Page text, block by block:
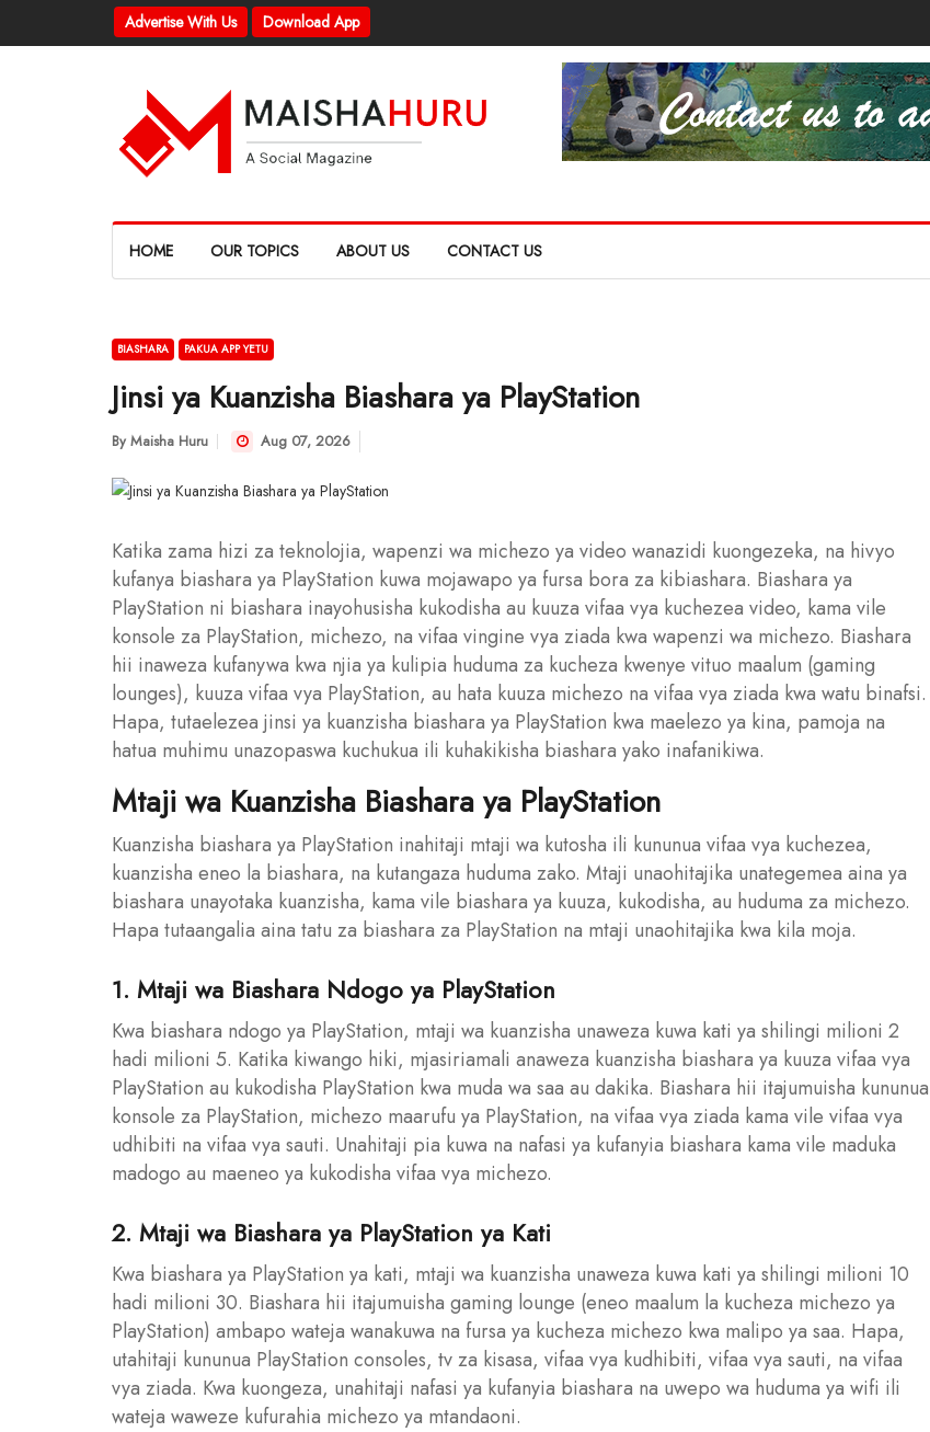
Advertise With Us Download App
HOME OUR TOPICS ABOUT US CONTACT US
BIASHARA PAKUA APP YETU
Jinsi ya Kuanzisha Biashara ya PlayStation
By Maisha Huru Aug 07, 2026
Katika zama hizi za teknolojia, wapenzi wa michezo ya video wanazidi kuongezeka, na hivyo
kufanya biashara ya PlayStation kuwa mojawapo ya fursa bora za kibiashara. Biashara ya
PlayStation ni biashara inayohusisha kukodisha au kuuza vifaa vya kuchezea video, kama vile
konsole za PlayStation, michezo, na vifaa vingine vya ziada kwa wapenzi wa michezo. Biashara
hii inaweza kufanywa kwa njia ya kulipia huduma za kucheza kwenye vituo maalum (gaming
lounges), kuuza vifaa vya PlayStation, au hata kuuza michezo na vifaa vya ziada kwa watu binafsi.
Hapa, tutaelezea jinsi ya kuanzisha biashara ya PlayStation kwa maelezo ya kina, pamoja na
hatua muhimu unazopaswa kuchukua ili kuhakikisha biashara yako inafanikiwa.
Mtaji wa Kuanzisha Biashara ya PlayStation
Kuanzisha biashara ya PlayStation inahitaji mtaji wa kutosha ili kununua vifaa vya kuchezea,
kuanzisha eneo la biashara, na kutangaza huduma zako. Mtaji unaohitajika unategemea aina ya
biashara unayotaka kuanzisha, kama vile biashara ya kuuza, kukodisha, au huduma za michezo.
Hapa tutaangalia aina tatu za biashara za PlayStation na mtaji unaohitajika kwa kila moja.
1. Mtaji wa Biashara Ndogo ya PlayStation
Kwa biashara ndogo ya PlayStation, mtaji wa kuanzisha unaweza kuwa kati ya shilingi milioni 2
hadi milioni 5. Katika kiwango hiki, mjasiriamali anaweza kuanzisha biashara ya kuuza vifaa vya
PlayStation au kukodisha PlayStation kwa muda wa saa au dakika. Biashara hii itajumuisha kununua
konsole za PlayStation, michezo maarufu ya PlayStation, na vifaa vya ziada kama vile vifaa vya
udhibiti na vifaa vya sauti. Unahitaji pia kuwa na nafasi ya kufanyia biashara kama vile maduka
madogo au maeneo ya kukodisha vifaa vya michezo.
2. Mtaji wa Biashara ya PlayStation ya Kati
Kwa biashara ya PlayStation ya kati, mtaji wa kuanzisha unaweza kuwa kati ya shilingi milioni 10
hadi milioni 30. Biashara hii itajumuisha gaming lounge (eneo maalum la kucheza michezo ya
PlayStation) ambapo wateja wanakuwa na fursa ya kucheza michezo kwa malipo ya saa. Hapa,
utahitaji kununua PlayStation consoles, tv za kisasa, vifaa vya kudhibiti, vifaa vya sauti, na vifaa
vya ziada. Kwa kuongeza, unahitaji nafasi ya kufanyia biashara na uwepo wa huduma ya wifi ili
wateja waweze kufurahia michezo ya mtandaoni.